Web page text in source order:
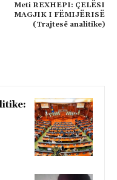
Meti REXHEPI: ÇELËSI
MAGJIK I FËMIJËRISË
(Trajtesë analitike)